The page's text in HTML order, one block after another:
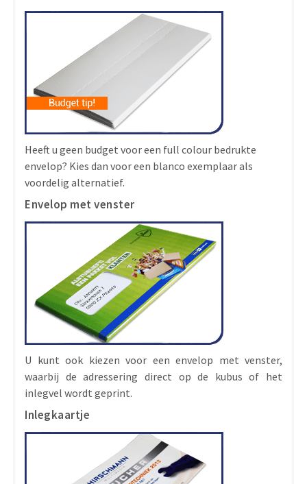
Heeft u geen budget voor een full colour bedrukte
envelop? Kies dan voor een blanco exemplaar als
voordelig alternatief.
Envelop met venster
U kunt ook kiezen voor een envelop met venster,
waarbij de adressering direct op de kubus of het
inlegvel wordt geprint.
Inlegkaartje